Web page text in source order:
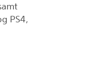
PS4,